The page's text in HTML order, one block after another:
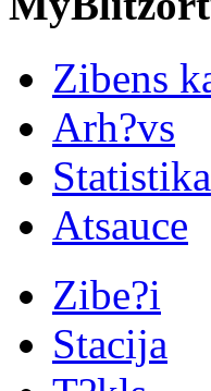
Zibens
Arh?vs
Statistika
Atsauce
Zibe?i
Stacija